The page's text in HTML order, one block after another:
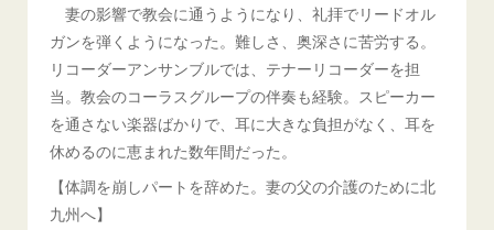
妻の影響で教会に通うようになり、礼拝でリードオル
ガンを弾くようになった。難しさ、奥深さに苦労する。
リコーダーアンサンブルでは、テナーリコーダーを担
当。教会のコーラスグループの伴奏も経験。スピーカー
を通さない楽器ばかりで、耳に大きな負担がなく、耳を
休めるのに恵まれた数年間だった。
【体調を崩しパートを辞めた。妻の父の介護のために北
九州へ】